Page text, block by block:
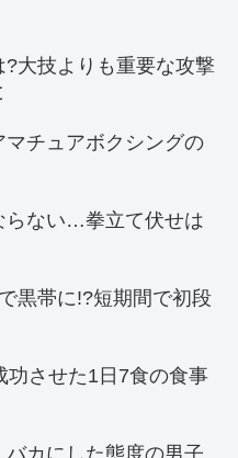
大技よりも重要な攻撃
チュアボクシングの
らない…拳立て伏せは
黒帯に!?短期間で初段
功させた1日7食の食事
カにした態度の男子